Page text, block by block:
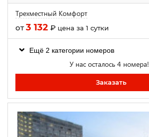
Трехместный Комфорт
от3 132 ₽ цена за 1 сутки
Ещё 2 категории номеров
У нас осталось 4 номера!
Заказать